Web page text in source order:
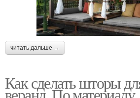
читать дальше →
Как сделать шторы